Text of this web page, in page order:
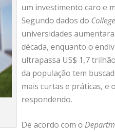
um investimento caro e
Segundo dados do
universidades
década, enquanto o
ultrapassa US$ 1,7
da população tem
mais curtas e práticas, e
respondendo.
De acordo com o